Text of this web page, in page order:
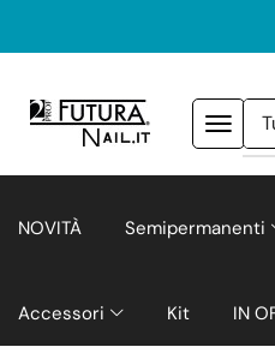
NOVITÀ Semipermanenti
Accessori Kit IN